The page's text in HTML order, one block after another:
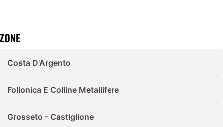
ZONE
Costa D'Argento
Follonica E Colline Metallifere
Grosseto - Castiglione